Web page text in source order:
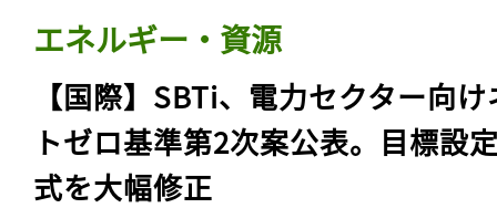
エネルギー・資源
【国際】SBTi、電力セクター向
トゼロ基準第2次案公表。目標設
式を大幅修正